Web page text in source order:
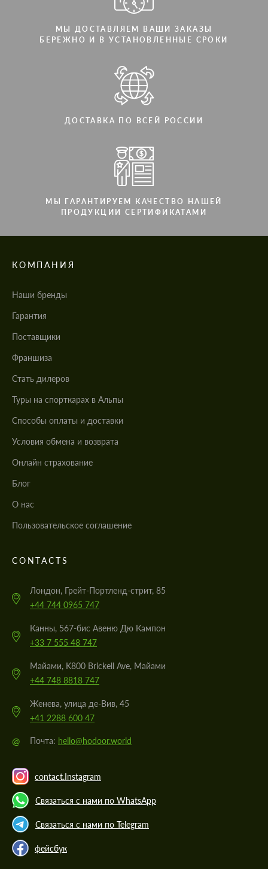
МЫ ДОСТАВЛЯЕМ ВАШИ ЗАКАЗЫ
БЕРЕЖНО И В УСТАНОВЛЕННЫЕ СРОКИ
ДОСТАВКА ПО ВСЕЙ РОССИИ
МЫ ГАРАНТИРУЕМ КАЧЕСТВО НАШЕЙ
ПРОДУКЦИИ СЕРТИФИКАТАМИ
КОМПАНИЯ
Наши бренды
Гарантия
Поставщики
Франшиза
Стать дилеров
Туры на спорткарах в Альпы
Cпособы оплаты и доставки
Условия обмена и возврата
Онлайн страхование
Блог
О нас
Пользовательское соглашение
CONTACTS
Лондон, Грейт-Портленд-стрит, 85
+44 744 0965 747
Канны, 567-бис Авеню Дю Кампон
+33 7 555 48 747
Майами, K800 Brickell Ave, Майами
+44 748 8818 747
Женева, улица де-Вив, 45
+41 2288 600 47
@ Почта: hello@hodoor.world
contact.Instagram
Связаться с нами по WhatsApp
Связаться с нами по Telegram
фейсбук